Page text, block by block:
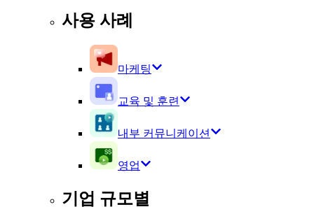
사용 사례
마케팅
교육 및 훈련
내부 커뮤니케이션
영업
기업 규모별